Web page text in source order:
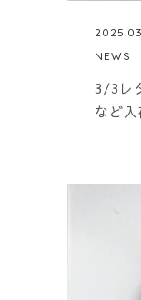
NEWS
3/3レ
など